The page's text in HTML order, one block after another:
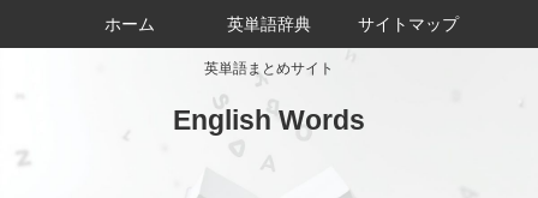
英単語まとめサイト
English Words
ホーム 英単語辞典 サイトマップ